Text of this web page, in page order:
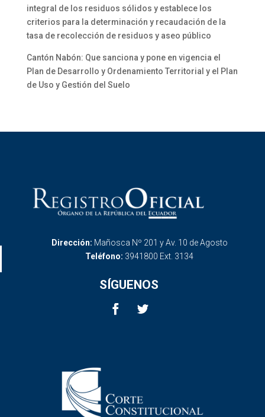
integral de los residuos sólidos y establece los
criterios para la determinación y recaudación de la
tasa de recolección de residuos y aseo público
Cantón Nabón: Que sanciona y pone en vigencia el
Plan de Desarrollo y Ordenamiento Territorial y el Plan
de Uso y Gestión del Suelo
Dirección: Mañosca Nº 201 y Av. 10 de Agosto
Teléfono: 3941800 Ext. 3134
SÍGUENOS